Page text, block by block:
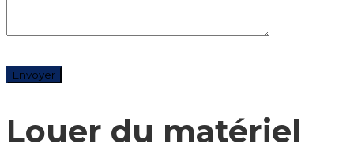
Louer du matériel